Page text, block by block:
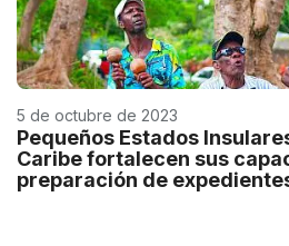
5 de octubre de 2023
Pequeños Estados
Caribe fortalecen sus
preparación de